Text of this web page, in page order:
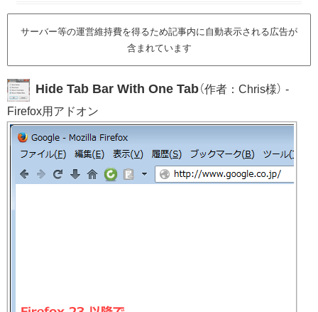
サーバー等の運営維持費を得るため記事内に自動表示される広告が
含まれています
Hide Tab Bar With One Tab（作者：Chris様） -
Firefox用アドオン